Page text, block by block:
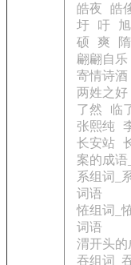
皓夜
皓
圩
吁 旭
硕
爽 隋
翩翩自乐
寄情诗酒
两姓之好
了然
临
张熙纯
长安站
案的成
系组词_
词语
恠组词_
词语
渭开头的
吞组词_